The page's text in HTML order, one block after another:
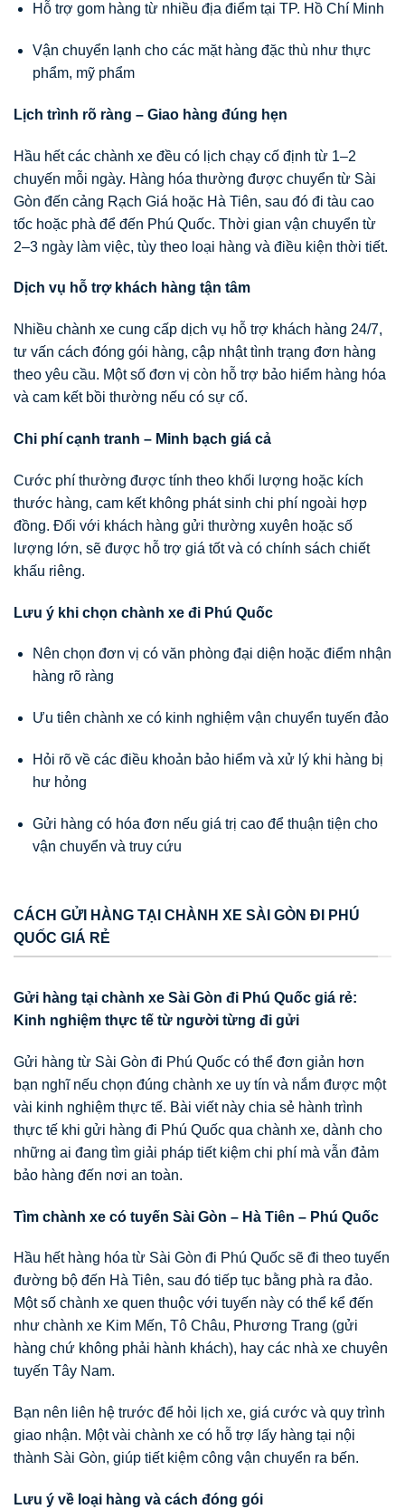
Hỗ trợ gom hàng từ nhiều địa điểm tại TP. Hồ Chí Minh
Vận chuyển lạnh cho các mặt hàng đặc thù như thực
phẩm, mỹ phẩm
Lịch trình rõ ràng – Giao hàng đúng hẹn
Hầu hết các chành xe đều có lịch chạy cố định từ 1–2
chuyến mỗi ngày. Hàng hóa thường được chuyển từ Sài
Gòn đến cảng Rạch Giá hoặc Hà Tiên, sau đó đi tàu cao
tốc hoặc phà để đến Phú Quốc. Thời gian vận chuyển từ
2–3 ngày làm việc, tùy theo loại hàng và điều kiện thời tiết.
Dịch vụ hỗ trợ khách hàng tận tâm
Nhiều chành xe cung cấp dịch vụ hỗ trợ khách hàng 24/7,
tư vấn cách đóng gói hàng, cập nhật tình trạng đơn hàng
theo yêu cầu. Một số đơn vị còn hỗ trợ bảo hiểm hàng hóa
và cam kết bồi thường nếu có sự cố.
Chi phí cạnh tranh – Minh bạch giá cả
Cước phí thường được tính theo khối lượng hoặc kích
thước hàng, cam kết không phát sinh chi phí ngoài hợp
đồng. Đối với khách hàng gửi thường xuyên hoặc số
lượng lớn, sẽ được hỗ trợ giá tốt và có chính sách chiết
khấu riêng.
Lưu ý khi chọn chành xe đi Phú Quốc
Nên chọn đơn vị có văn phòng đại diện hoặc điểm nhận
hàng rõ ràng
Ưu tiên chành xe có kinh nghiệm vận chuyển tuyến đảo
Hỏi rõ về các điều khoản bảo hiểm và xử lý khi hàng bị
hư hỏng
Gửi hàng có hóa đơn nếu giá trị cao để thuận tiện cho
vận chuyển và truy cứu
CÁCH GỬI HÀNG TẠI CHÀNH XE SÀI GÒN ĐI PHÚ
QUỐC GIÁ RẺ
Gửi hàng tại chành xe Sài Gòn đi Phú Quốc giá rẻ:
Kinh nghiệm thực tế từ người từng đi gửi
Gửi hàng từ Sài Gòn đi Phú Quốc có thể đơn giản hơn
bạn nghĩ nếu chọn đúng chành xe uy tín và nắm được một
vài kinh nghiệm thực tế. Bài viết này chia sẻ hành trình
thực tế khi gửi hàng đi Phú Quốc qua chành xe, dành cho
những ai đang tìm giải pháp tiết kiệm chi phí mà vẫn đảm
bảo hàng đến nơi an toàn.
Tìm chành xe có tuyến Sài Gòn – Hà Tiên – Phú Quốc
Hầu hết hàng hóa từ Sài Gòn đi Phú Quốc sẽ đi theo tuyến
đường bộ đến Hà Tiên, sau đó tiếp tục bằng phà ra đảo.
Một số chành xe quen thuộc với tuyến này có thể kể đến
như chành xe Kim Mến, Tô Châu, Phương Trang (gửi
hàng chứ không phải hành khách), hay các nhà xe chuyên
tuyến Tây Nam.
Bạn nên liên hệ trước để hỏi lịch xe, giá cước và quy trình
giao nhận. Một vài chành xe có hỗ trợ lấy hàng tại nội
thành Sài Gòn, giúp tiết kiệm công vận chuyển ra bến.
Lưu ý về loại hàng và cách đóng gói